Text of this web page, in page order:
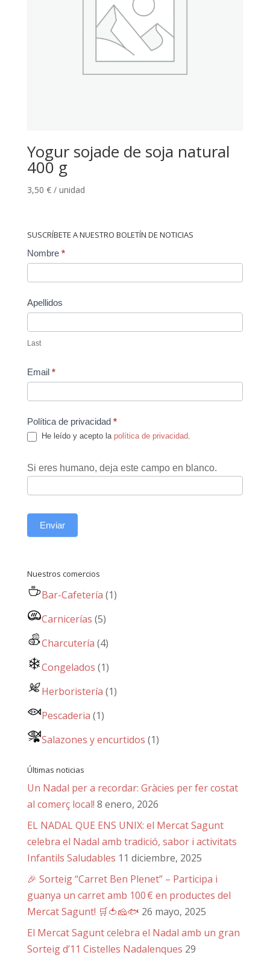
Yogur sojade de soja natural
400 g
3,50 € / unidad
SUSCRÍBETE A NUESTRO BOLETÍN DE NOTICIAS
Contact
Nombre *
Apellidos
Last
Email *
Política de privacidad *
He leído y acepto la política de privacidad.
Si eres humano, deja este campo en blanco.
Enviar
Nuestros comercios
Bar-Cafetería (1)
Carnicerías (5)
Charcutería (4)
Congelados (1)
Herboristería (1)
Pescaderia (1)
Salazones y encurtidos (1)
Últimas noticias
Un Nadal per a recordar: Gràcies per fer costat
al comerç local! 8 enero, 2026
EL NADAL QUE ENS UNIX: el Mercat Sagunt
celebra el Nadal amb tradició, sabor i activitats
Infantils Saludables 11 diciembre, 2025
🎉 Sorteig “Carret Ben Plenet” – Participa i
guanya un carret amb 100 € en productes del
Mercat Sagunt! 🛒🍅🧀🐟 26 mayo, 2025
El Mercat Sagunt celebra el Nadal amb un gran
Sorteig d’11 Cistelles Nadalenques 29